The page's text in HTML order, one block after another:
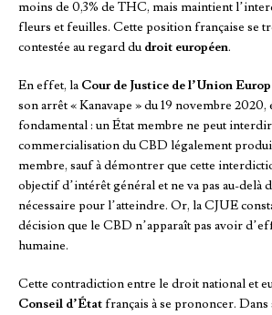
moins de 0,3% de THC, mais maintient
fleurs et feuilles. Cette position française se
contestée au regard dudroit européen.
En effet, la Cour de Justice de l’Union
son arrêt « Kanavape » du 19 novembre
fondamental : un État membre ne peut
commercialisation du CBD légalement
membre, sauf à démontrer que cette
objectif d’intérêt général et ne va pas au-delà
nécessaire pour l’atteindre. Or, la CJUE
décision que le CBD n’apparaît pas avoir
humaine.
Cette contradiction entre le droit national et
Conseil d’État français à se prononcer. Dans